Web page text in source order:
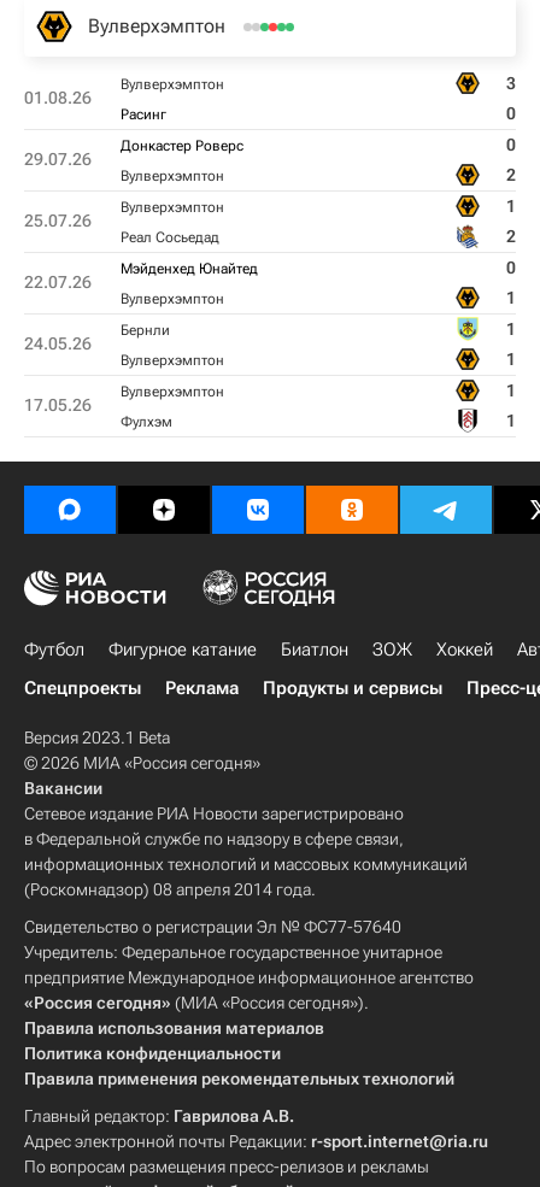
Вулверхэмптон
01.08.26
Вулверхэмптон 3
Расинг 0
29.07.26
Донкастер Роверс 0
Вулверхэмптон 2
25.07.26
Вулверхэмптон 1
Реал Сосьедад 2
22.07.26
Мэйденхед Юнайтед 0
Вулверхэмптон 1
24.05.26
Бернли 1
Вулверхэмптон 1
17.05.26
Вулверхэмптон 1
Фулхэм 1
Футбол Фигурное катание Биатлон ЗОЖ Хоккей
Спецпроекты
Реклама Продукты и сервисы Пресс-
Версия 2023.1 Beta
© 2026 МИА «Россия сегодня»
Вакансии
Сетевое издание РИА Новости зарегистрировано
в Федеральной службе по надзору в сфере связи,
информационных технологий и массовых коммуникаций
(Роскомнадзор) 08 апреля 2014 года.
Свидетельство о регистрации Эл № ФС77-57640
Учредитель: Федеральное государственное унитарное
предприятие Международное информационное агентство
«Россия сегодня» (МИА «Россия сегодня»).
Правила использования материалов
Политика конфиденциальности
Правила применения рекомендательных технологий
Главный редактор: Гаврилова А.В.
Адрес электронной почты Редакции: r-sport.internet@ria.ru
По вопросам размещения пресс-релизов и рекламы